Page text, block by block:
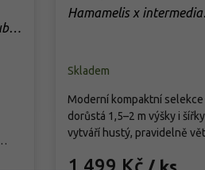
Hamamelis x intermedia
Skladem
Moderní kompaktní
dorůstá 1,5–2 m výšky i
vytváří hustý, pravidelně
rozložitým habitem. Kvete